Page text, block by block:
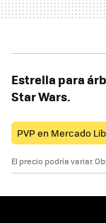
Estrella para
Star Wars.
PVP en Mercado
El precio podría variar.